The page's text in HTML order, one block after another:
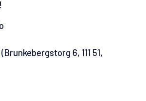
6, 111 51,